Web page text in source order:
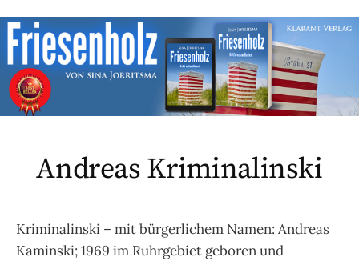
Andreas Kriminalinski
Kriminalinski – mit bürgerlichem Namen: Andreas
Kaminski; 1969 im Ruhrgebiet geboren und